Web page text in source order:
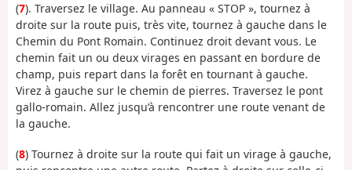
(7). Traversez le village. Au panneau « STOP », tournez à
droite sur la route puis, très vite, tournez à gauche dans le
Chemin du Pont Romain. Continuez droit devant vous. Le
chemin fait un ou deux virages en passant en bordure de
champ, puis repart dans la forêt en tournant à gauche.
Virez à gauche sur le chemin de pierres. Traversez le pont
gallo-romain. Allez jusqu’à rencontrer une route venant de
la gauche.
(8) Tournez à droite sur la route qui fait un virage à gauche,